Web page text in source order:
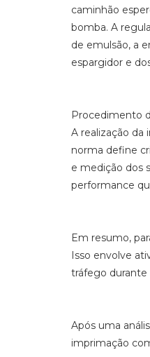
caminhão
bomba. A
de emulsão, a
espargidor e
Procedimento
A realização da
norma define
e medição dos
performance
Em resumo,
Isso envolve
tráfego durante
Após uma
imprimação